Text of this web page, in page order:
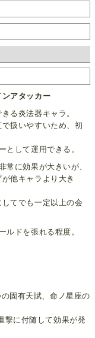
アタッカー
る炎法器キャラ。
扱いやすいため、初
して運用できる。
常に効果が大きいが、
他キャラより大き
てでも一定以上の会
ルドを張れる程度。
固有天賦、命ノ星座の
撃に付随して効果が発